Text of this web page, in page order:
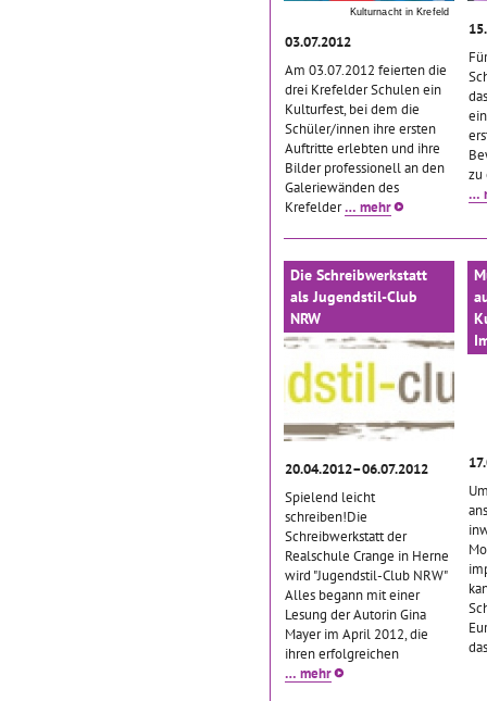
Kulturnacht in Krefeld
03.07.2012
Am 03.07.2012 feierten die
drei Krefelder Schulen ein
Kulturfest, bei dem die
Schüler/innen ihre ersten
Auftritte erlebten und ihre
Bilder professionell an den
Galeriewänden des
Krefelder… mehr
zu
…
Die Schreibwerkstatt
als Jugendstil-Club
NRW
20.04.2012–06.07.2012
Spielend leicht
schreiben!Die
Schreibwerkstatt der
Realschule Crange in Herne
wird "Jugendstil-Club NRW"
Alles begann mit einer
Lesung der Autorin Gina
Mayer im April 2012, die
ihren erfolgreichen
… mehr